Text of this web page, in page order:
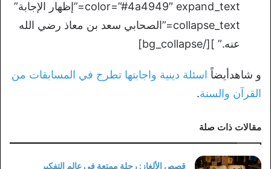
color=”#4a4949″ expand_text=”إظهار الإجابة”
collapse_text=”الصحابي سعد بن معاذ رضي الله
عنه.” ][/bg_collapse]
و شاهدأيضاً اسئلة دينية واجابتها تطرح في المسابقات من
القرآن والسنة.
مقالات ذات صلة
قصص الألغاز: رحلة ممتعة في عالم التفكير